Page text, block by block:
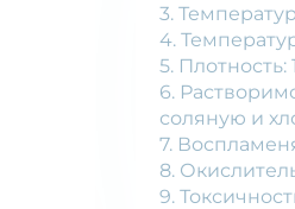
3.
4.
5. Плотность:
6.
соляную и
7.
8.
9.